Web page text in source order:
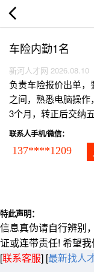
车险内勤1名
新河人才网 2026.08.10
负责车险报价出单
之间，熟悉电脑操
3个月，转正后交纳五
联系人手机/微信：
137****1209
特此声明：
信息真伪请自行辨别
证或连带责任! 希望我
[联系客服] [最新找人